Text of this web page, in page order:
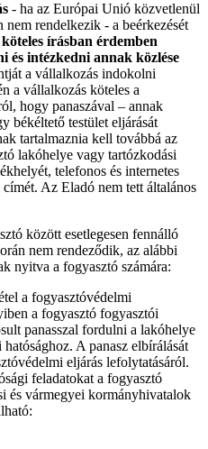
- ha az Európai Unió közvetlenül
rendelkezik - a beérkezését
írásban érdemben
és intézkedni annak közlése
a vállalkozás indokolni
a vállalkozás köteles a
hogy panaszával – annak
békéltető testület eljárását
tartalmaznia kell továbbá az
lakóhelye vagy tartózkodási
telefonos és internetes
Az Eladó nem tett általános
között esetlegesen fennálló
nem rendeződik, az alábbi
nyitva a fogyasztó számára:
a fogyasztóvédelmi
a fogyasztó fogyasztói
panasszal fordulni a lakóhelye
A panasz elbírálását
eljárás lefolytatásáról.
feladatokat a fogyasztó
és vármegyei kormányhivatalok